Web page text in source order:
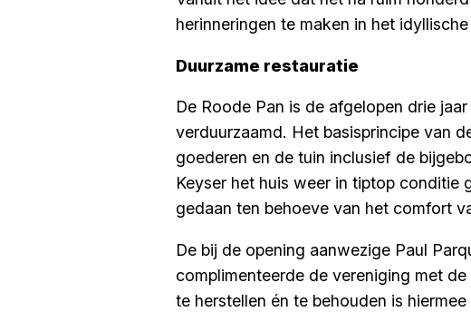
herinneringen te maken in het
Duurzame restauratie
De Roode Pan is de afgelopen drie
verduurzaamd. Het basisprincipe van
goederen en de tuin inclusief de
Keyser het huis weer in tiptop conditie
gedaan ten behoeve van het comfort
De bij de opening aanwezige Paul
complimenteerde de vereniging met
te herstellen én te behouden is